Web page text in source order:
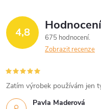
4,8
675 hodnocení
Zobrazit recenze
Pavla Maderová
Zatím výrobek používám jen